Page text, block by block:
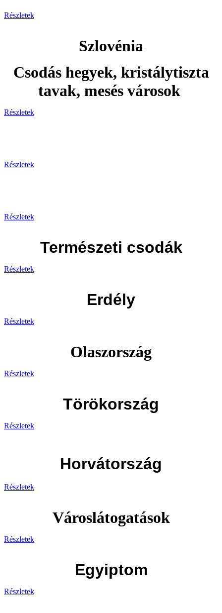
Részletek
Szlovénia
Csodás hegyek, kristálytiszta
tavak, mesés városok
Részletek
Részletek
Részletek
Természeti csodák
Részletek
Erdély
Részletek
Olaszország
Részletek
Törökország
Részletek
Horvátország
Részletek
Városlátogatások
Részletek
Egyiptom
Részletek